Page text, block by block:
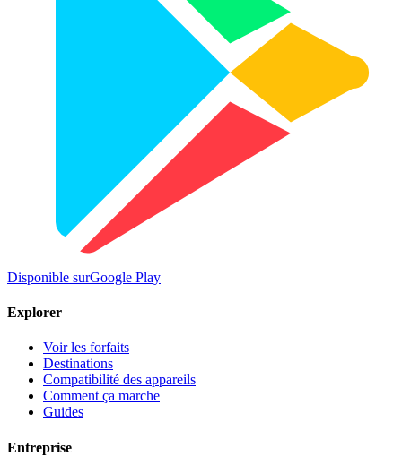
Disponible surGoogle Play
Explorer
Voir les forfaits
Destinations
Compatibilité des appareils
Comment ça marche
Guides
Entreprise